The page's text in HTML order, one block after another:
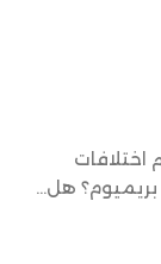
اختلافات
هل...